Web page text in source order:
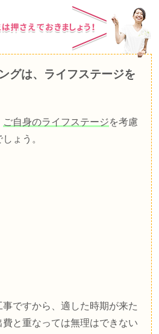
グは、ライフステージを
ご自身のライフステージを考慮
ょう。
ですから、適した時期が来た
と重なっては無理はできない